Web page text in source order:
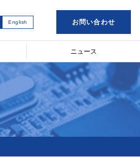
English お問い合わせ
ニュース